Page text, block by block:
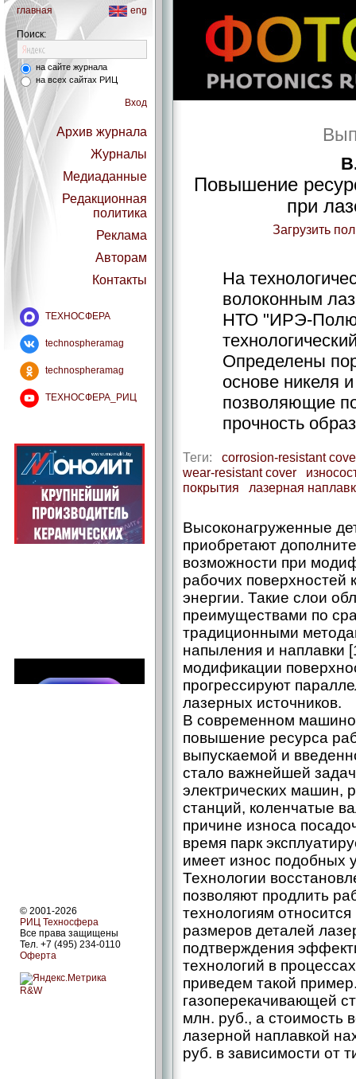
главная eng
Поиск:
на сайте журнала
на всех сайтах РИЦ
Вход
Архив журнала
Журналы
Медиаданные
Редакционная
политика
Реклама
Авторам
Контакты
ТЕХНОСФЕРА
technospheramag
technospheramag
ТЕХНОСФЕРА_РИЦ
© 2001-2026
РИЦ Техносфера
Все права защищены
Тел. +7 (495) 234-0110
Оферта
R&W
Повышение
при
Загрузить
На
волоконным
НТО "ИРЭ-
Определены
основе никеля
позволяющие
прочность
Теги: corrosion-resistant
wear-resistant cover
покрытия
лазерная
Высоконагруженные
приобретают
возможности при
рабочих поверхностей
энергии. Такие слои
преимуществами по
традиционными
напыления и наплавки
модификации
прогрессируют
лазерных источников.
В современном
повышение ресурса
выпускаемой и
стало важнейшей
электрических машин,
станций, коленчатые
причине износа
время парк
имеет износ подобных
Технологии
позволяют продлить
технологиям
размеров деталей
подтверждения
технологий в
приведем такой
газоперекачивающей
млн. руб., а стоимость
лазерной наплавкой
руб. в зависимости от